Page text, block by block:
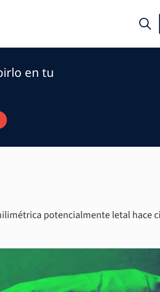
en tu
potencialmente letal hace